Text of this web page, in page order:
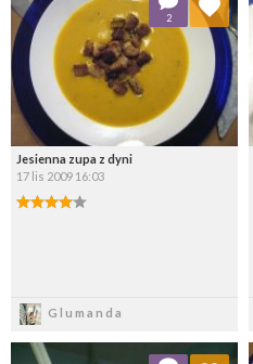
Jesienna zupa z dyni
17 lis 2009 16:03
Glumanda
2
Wybierz listę:
Dodaj do ulubionych